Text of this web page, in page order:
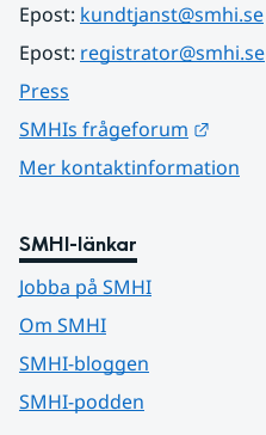
Epost: kundtjanst@smhi.se
Epost: registrator@smhi.se
Press
SMHIs frågeforum
Mer kontaktinformation
SMHI-länkar
Jobba på SMHI
Om SMHI
SMHI-bloggen
SMHI-podden